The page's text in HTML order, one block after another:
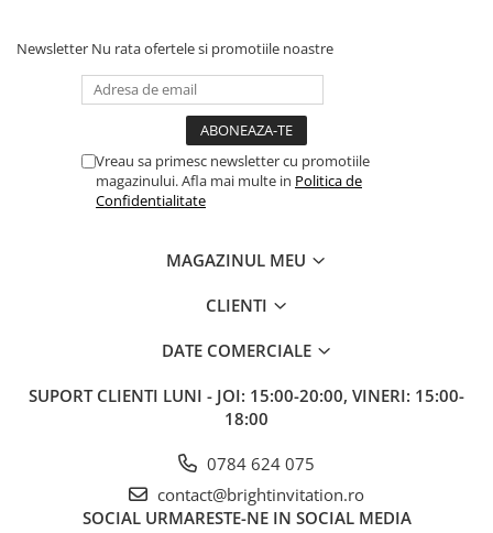
Newsletter Nu rata ofertele si promotiile noastre
Vreau sa primesc newsletter cu promotiile
magazinului. Afla mai multe in Politica de
Confidentialitate
MAGAZINUL MEU
CLIENTI
DATE COMERCIALE
SUPORT CLIENTI LUNI - JOI: 15:00-20:00, VINERI: 15:00-
18:00
0784 624 075
contact@brightinvitation.ro
SOCIAL URMARESTE-NE IN SOCIAL MEDIA